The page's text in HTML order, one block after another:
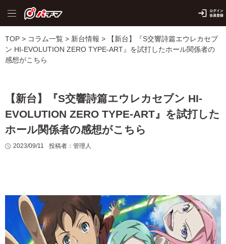
TOP > コラム一覧 > 新台情報 >
【新台】『S交響詩篇エウレカセブ
ン HI-EVOLUTION ZERO TYPE-ART』を試打したホール関係者の
感想がこちら
【新台】『S交響詩篇エウレカセブン HI-
EVOLUTION ZERO TYPE-ART』を試打した
ホール関係者の感想がこちら
2023/09/11 投稿者：管理人